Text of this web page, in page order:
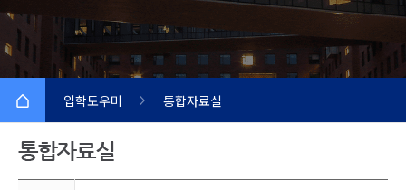
입학도우미 통합자료실